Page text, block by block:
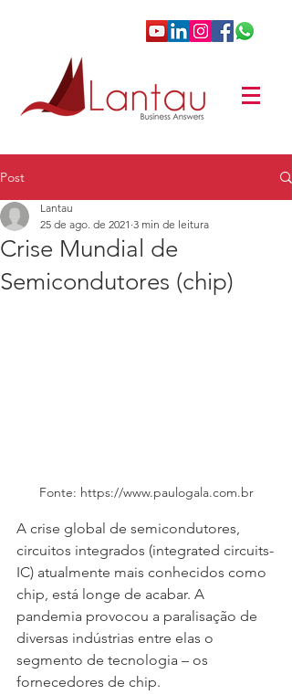
Post
Crise Mundial de
Semicondutores (chip)
Lantau
25 de ago. de 2021 3 min de leitura
Fonte: https://www.paulogala.com.br
A crise global de semicondutores,
circuitos integrados (integrated circuits-
IC) atualmente mais conhecidos como
chip, está longe de acabar. A
pandemia provocou a paralisação de
diversas indústrias entre elas o
segmento de tecnologia – os
fornecedores de chip.